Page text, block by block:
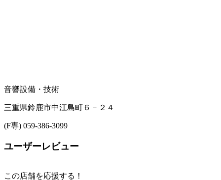
音響設備・技術
三重県鈴鹿市中江島町６－２４
(F専) 059-386-3099
ユーザーレビュー
この店舗を応援する！